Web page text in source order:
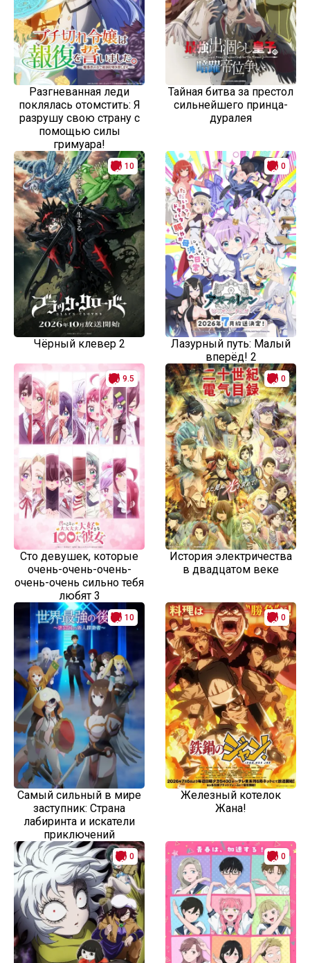
Разгневанная леди
поклялась отомстить: Я
разрушу свою страну с
помощью силы
гримуара!
Тайная битва за престол
сильнейшего принца-
дуралея
10
Чёрный клевер 2
0
Лазурный путь: Малый
вперёд! 2
9.5
Сто девушек, которые
очень-очень-очень-
очень-очень сильно тебя
любят 3
0
История электричества
в двадцатом веке
10
Самый сильный в мире
заступник: Страна
лабиринта и искатели
приключений
0
Железный котелок
Жана!
0 0